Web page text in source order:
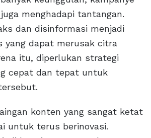
menghadapi tantangan.
dan disinformasi menjadi
yang dapat merusak citra
itu, diperlukan strategi
cepat dan tepat untuk
konten yang sangat ketat
untuk terus berinovasi.